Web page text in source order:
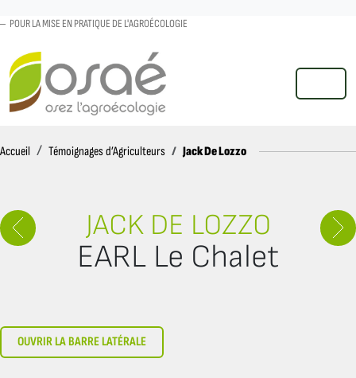
POUR LA MISE EN PRATIQUE DE L'AGROÉCOLOGIE
MENU
Accueil AccueilTémoignages d’Agriculteurs Jack De Lozzo
JACK DE LOZZO
EARL Le Chalet
OUVRIR LA BARRE LATÉRALE